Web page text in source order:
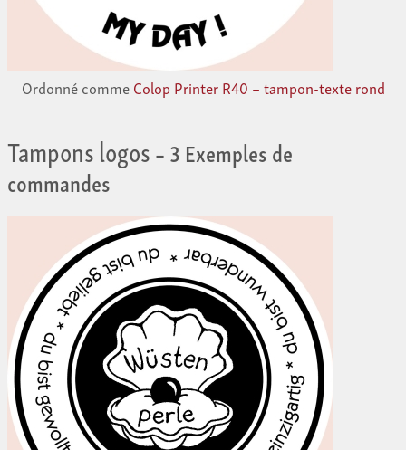
Ordonné commeColop Printer R40 – tampon-texte rond
Tampons logos– 3 Exemples de
commandes